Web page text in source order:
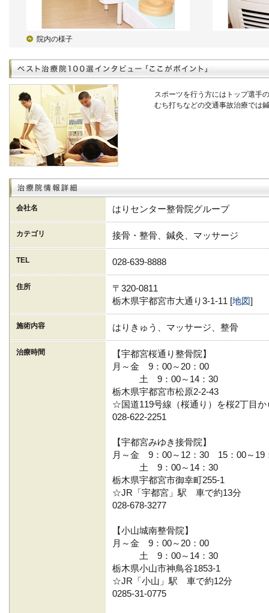
院内の様子
スポーツを行う方にはトップ選手
むち打ちなどの交通事故治療では
会社名 はりセンター整骨院グループ
カテゴリ 接骨・整骨、鍼灸、マッサージ
TEL 028-639-8888
住所
〒320-0811
栃木県宇都宮市大通り3-1-11 [地図]
施術内容 はりきゅう、マッサージ、整骨
治療時間
【宇都宮桜通り整骨院】
月～金 9：00～20：00
土 9：00～14：30
栃木県宇都宮市松原2-2-43
☆国道119号線（桜通り）を桜2丁目
028-622-2251
【宇都宮みゆき接骨院】
月～金 9：00～12：30 15：00～19
土 9：00～14：30
栃木県宇都宮市御幸町255-1
☆JR「宇都宮」駅 車で約13分
028-678-3277
【小山城南整骨院】
月～金 9：00～20：00
土 9：00～14：30
栃木県小山市神鳥谷1853-1
☆JR「小山」駅 車で約12分
0285-31-0775